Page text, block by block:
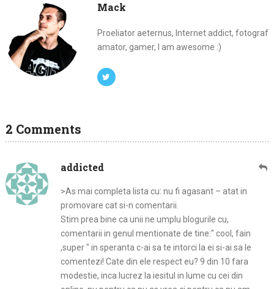
Mack
Proeliator aeternus, Internet addict, fotograf
amator, gamer, I am awesome :)
2 Comments
addicted
>As mai completa lista cu: nu fi agasant – atat in
promovare cat si-n comentarii.
Stim prea bine ca unii ne umplu blogurile cu,
comentarii in genul mentionate de tine:" cool, fain
,super " in speranta c-ai sa te intorci la ei si-ai sa le
comentezi! Cate din ele respect eu? 9 din 10 fara
modestie, inca lucrez la iesitul in lume cu cei din